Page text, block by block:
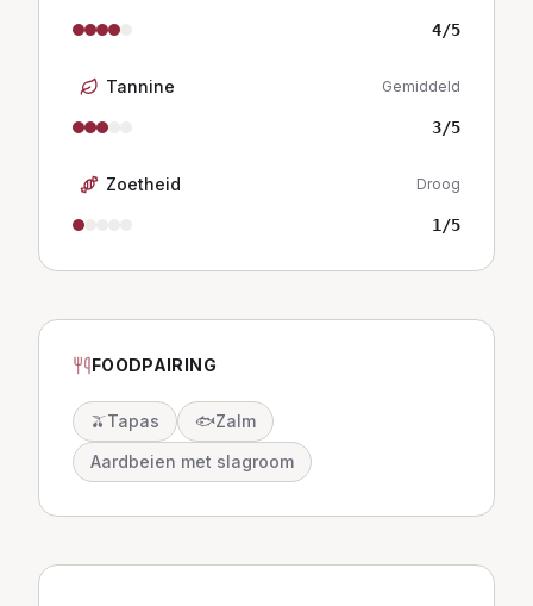
4/5
Tannine Gemiddeld
3/5
Zoetheid Droog
1 /5
FOODPAIRING
🫒Tapas 🐟Zalm
Aardbeien met slagroom